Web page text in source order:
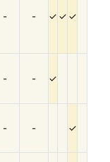
- -
- -
- -